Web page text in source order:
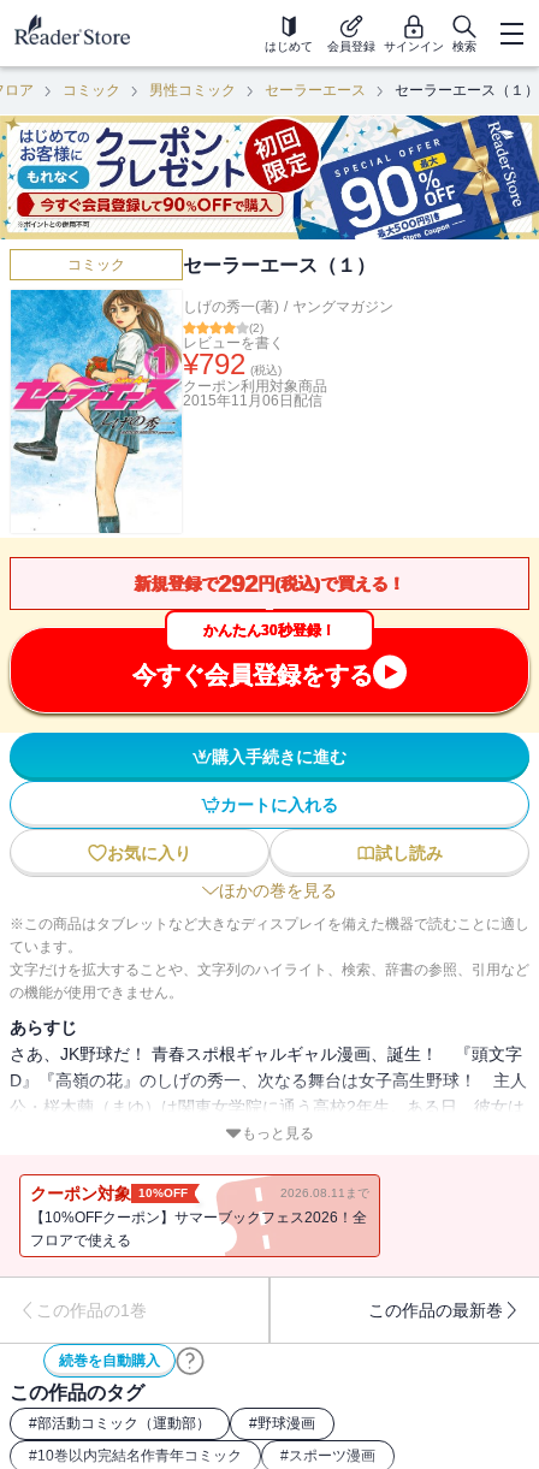
はじめて 会員登録 サインイン 検索
ロア コミック 男性コミック セーラーエース セーラーエース（１）
コミック セーラーエース（１）
しげの秀一(著) / ヤングマガジン
(2)
レビューを書く
¥792 (税込)
クーポン利用対象商品
2015年11月06日 配信
新規登録で292円(税込)で買える！
かんたん30秒登録！
今すぐ会員登録をする
購入手続きに進む
カートに入れる
お気に入り
試し読み
ほかの巻を見る
※この商品はタブレットなど大きなディスプレイを備えた機器で読むことに適し
ています。
文字だけを拡大することや、文字列のハイライト、検索、辞書の参照、引用など
の機能が使用できません。
あらすじ
さあ、JK野球だ！ 青春スポ根ギャルギャル漫画、誕生！ 『頭文字
D』『高嶺の花』のしげの秀一、次なる舞台は女子高生野球！ 主人
公・桜木繭（まゆ）は関東女学院に通う高校2年生。ある日、彼女は
ギャルの道に見切りをつけ大好きだった野球に戻ることを決心す
か! まったく新しい野球漫画が開幕する!!
もっと見る
クーポン対象 10%OFF 2026.08.11まで
【10%OFFクーポン】サマーブックフェス2026！全
フロアで使える
この作品の1巻 この作品の最新巻
続巻を自動購入
この作品のタグ
#部活動コミック（運動部） #野球漫画
#10巻以内完結名作青年コミック #スポーツ漫画